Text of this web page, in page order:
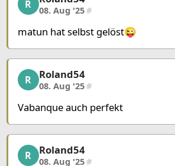
R 08. Aug '25#
matun hat selbst gelöst😜
Roland54, 12/23, 08. Aug '25
R Roland54
08. Aug '25#
Vabanque auch perfekt
Roland54, 13/23, 08. Aug '25
R Roland54
08. Aug '25#